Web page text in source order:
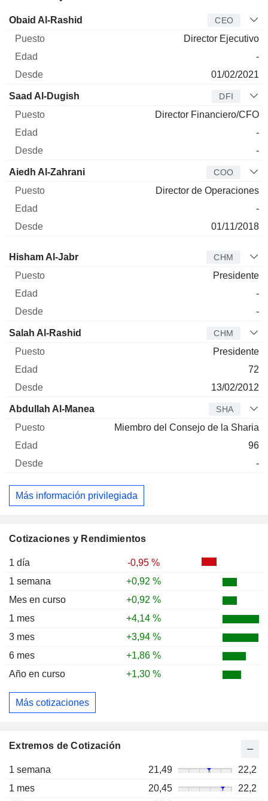
Cotizaciones y Rendimientos
1 día
-0,95 %
1 semana
+0,92 %
Mes en curso
+0,92 %
1 mes
+4,14 %
3 mes
+3,94 %
6 mes
+1,86 %
Año en curso
+1,30 %
Más cotizaciones
Extremos de Cotización
1 semana 21,49
22,2
1 mes
20,45
22,2
Director Puesto
Obaid Al-Rashid CEO
Director Ejecutivo
-
01/02/2021
Saad Al-Dugish DFI
Director Financiero/CFO
-
-
Aiedh Al-Zahrani COO
Director de Operaciones
-
01/11/2018
Administrador Puesto
Hisham Al-Jabr CHM
Presidente
-
-
Salah Al-Rashid CHM
Presidente
72
13/02/2012
Abdullah Al-Manea SHA
Miembro del Consejo de la Sharia
96
-
Más información privilegiada